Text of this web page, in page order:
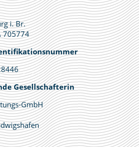
i. Br.
705774
Gesellschafterin
GmbH